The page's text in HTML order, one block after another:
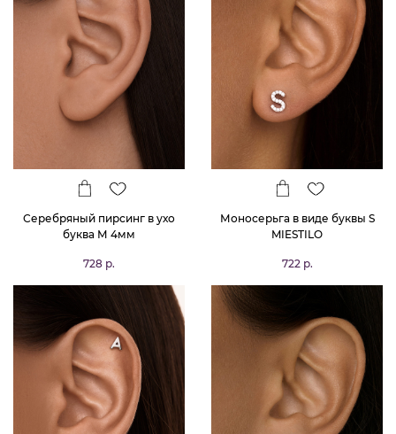
Серебряный пирсинг в ухо
буква М 4мм
728 р.
Моносерьга в виде буквы S
MIESTILO
722 р.